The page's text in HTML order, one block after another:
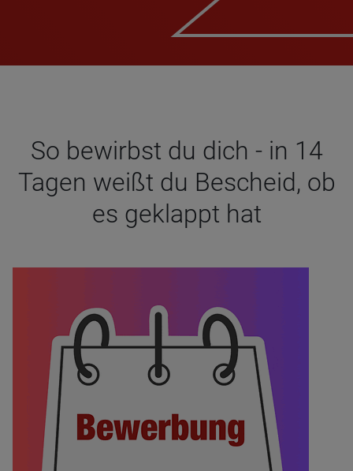
So bewirbst du dich - in 14
Tagen weißt du Bescheid, ob
es geklappt hat